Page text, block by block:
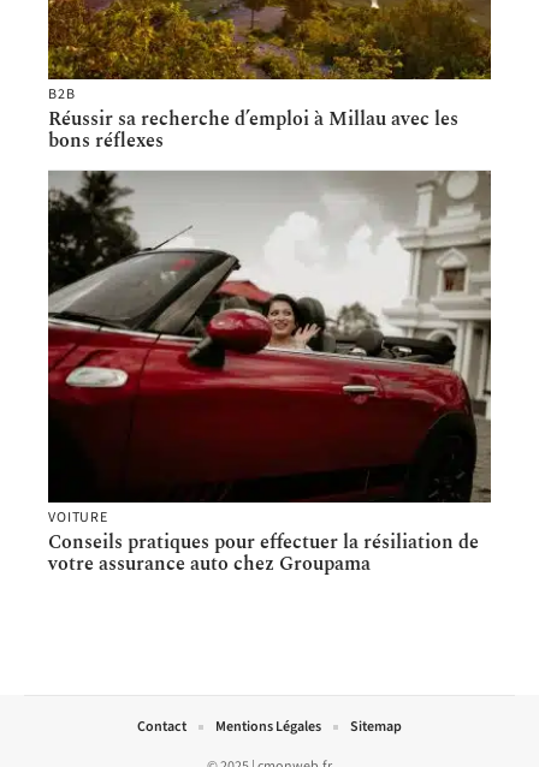
B2B
Réussir sa recherche d’emploi à Millau avec les
bons réflexes
VOITURE
Conseils pratiques pour effectuer la résiliation de
votre assurance auto chez Groupama
Contact Mentions Légales Sitemap